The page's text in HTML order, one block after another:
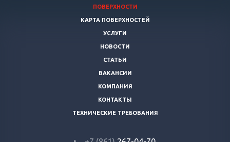
ПОВЕРХНОСТИ
КАРТА ПОВЕРХНОСТЕЙ
УСЛУГИ
НОВОСТИ
СТАТЬИ
ВАКАНСИИ
КОМПАНИЯ
КОНТАКТЫ
ТЕХНИЧЕСКИЕ ТРЕБОВАНИЯ